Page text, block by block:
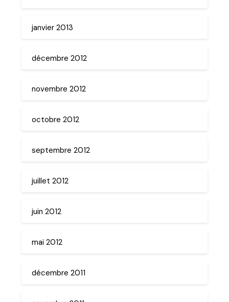
janvier 2013
décembre 2012
novembre 2012
octobre 2012
septembre 2012
juillet 2012
juin 2012
mai 2012
décembre 2011